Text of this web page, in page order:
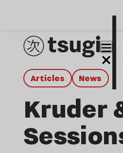
Articles news
Kruder